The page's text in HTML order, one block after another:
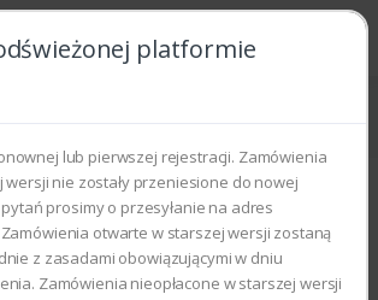
platformie
lub pierwszej rejestracji. Zamówienia
wersji nie zostały przeniesione do nowej
prosimy o przesyłanie na adres
otwarte w starszej wersji zostaną
z zasadami obowiązującymi w dniu
Zamówienia nieopłacone w starszej wersji
zamienne